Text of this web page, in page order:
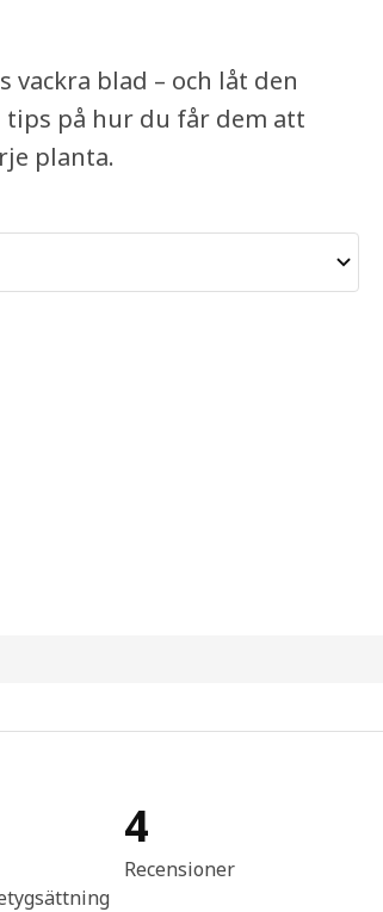
blad – och låt den
på hur du får dem att
planta.
4.3 utav 5 stjärnor. Totalt antal recensioner: 4
4
Recensioner